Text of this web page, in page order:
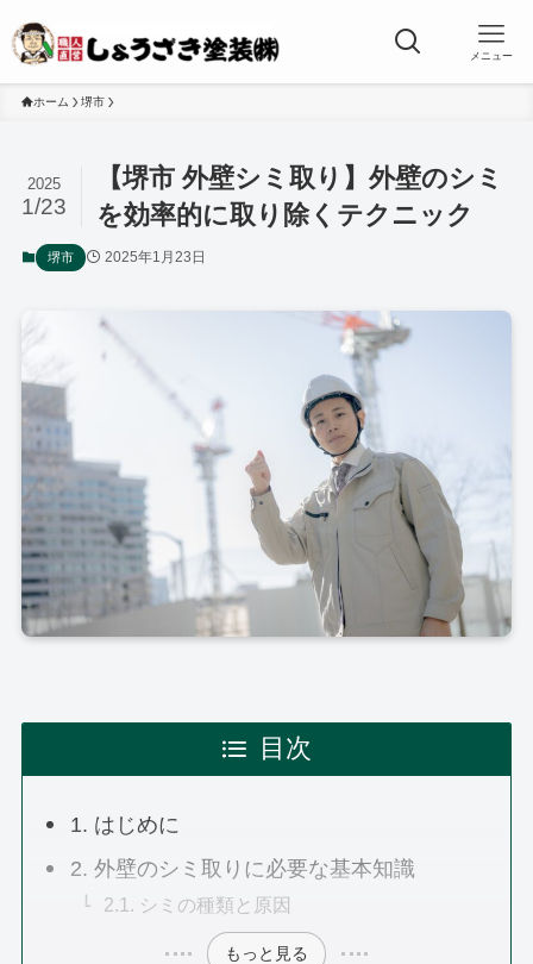
メニュー
ホーム 堺市
【堺市 外壁シミ取り】外壁のシミ
を効率的に取り除くテクニック
2025
1/23
堺市 2025年1月23日
目次
1. はじめに
2. 外壁のシミ取りに必要な基本知識
2.1. シミの種類と原因
もっと見る